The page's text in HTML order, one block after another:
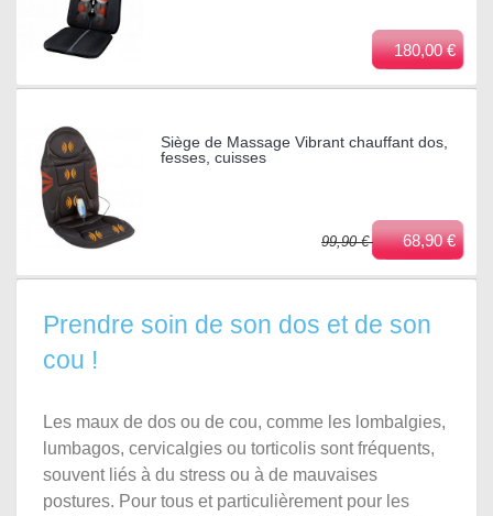
180,00 €
Siège de Massage Vibrant chauffant dos,
fesses, cuisses
99,90 € 68,90 €
Prendre soin de son dos et de son
cou !
Les maux de dos ou de cou, comme les lombalgies,
lumbagos, cervicalgies ou torticolis sont fréquents,
souvent liés à du stress ou à de mauvaises
postures. Pour tous et particulièrement pour les